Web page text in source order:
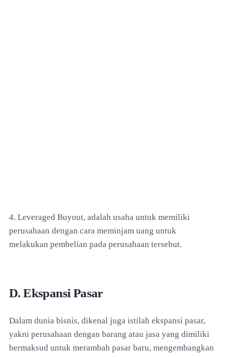
4. Leveraged Buyout, adalah usaha untuk memiliki
perusahaan dengan cara meminjam uang untuk
melakukan pembelian pada perusahaan tersebut.
D. Ekspansi Pasar
Dalam dunia bisnis, dikenal juga istilah ekspansi pasar,
yakni perusahaan dengan barang atau jasa yang dimiliki
bermaksud untuk merambah pasar baru, mengembangkan